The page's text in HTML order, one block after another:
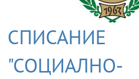
СПИСАНИЕ
"СОЦИАЛНО-